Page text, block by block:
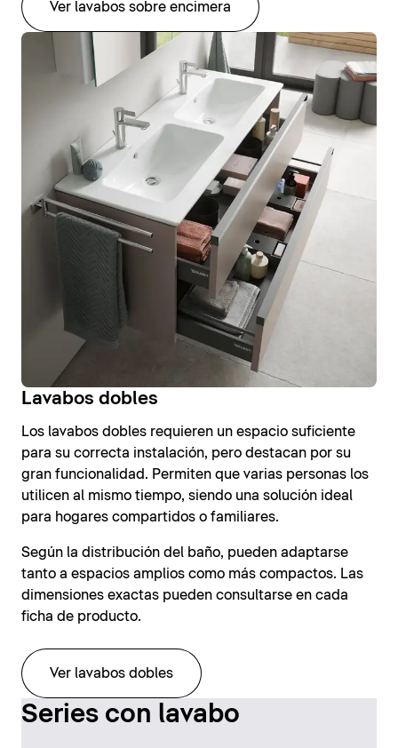
Ver lavabos sobre encimera
Lavabos dobles
Los lavabos dobles requieren un espacio suficiente
para su correcta instalación, pero destacan por su
gran funcionalidad. Permiten que varias personas los
utilicen al mismo tiempo, siendo una solución ideal
para hogares compartidos o familiares.
Según la distribución del baño, pueden adaptarse
tanto a espacios amplios como más compactos. Las
dimensiones exactas pueden consultarse en cada
ficha de producto.
Ver lavabos dobles
Series con lavabo